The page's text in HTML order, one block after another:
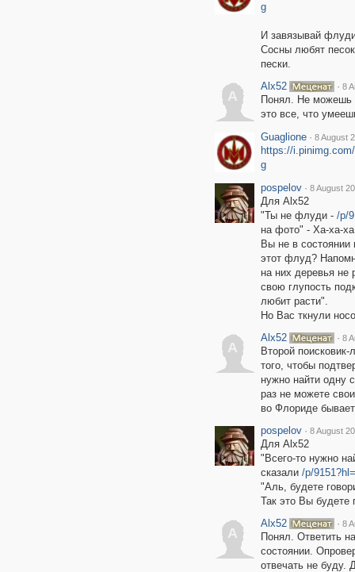
g
И завязывай
Сосны любят
пески.
A
Alx52 · 8
Понял. Не можешь
это все, что
Guaglione · 8 August
https://
g
pospelov · 8 August
Для Alx52
"Ты не флуди - /p/
на фото" - Ха-ха-
Вы не в состоянии
этот флуд?
на них деревья не
свою глупость
любит расти".
Но Вас ткнули
A
Alx52 · 8
Второй
того, чтобы
нужно найти одну
раз не можете
во Флориде
pospelov · 8 August
Для Alx52
"Всего-то нужно
сказали /p/
"Аль, будете
Так это Вы будете
A
Alx52 · 8
Понял. Ответить
состоянии.
отвечать не буду.